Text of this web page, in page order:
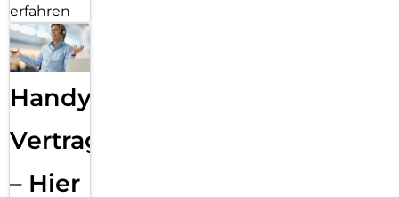
erfahren
Handy
Vertragsabwicklung
– Hier